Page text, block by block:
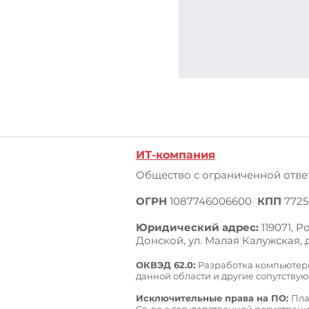
ИТ-компания
Общество с ограниченной
ОГРН 1087746006600 КПП
Юридический адрес: 119071,
Донской, ул. Малая Калужская,
ОКВЭД 62.0: Разработка
данной области и другие
Исключительные права на ПО: